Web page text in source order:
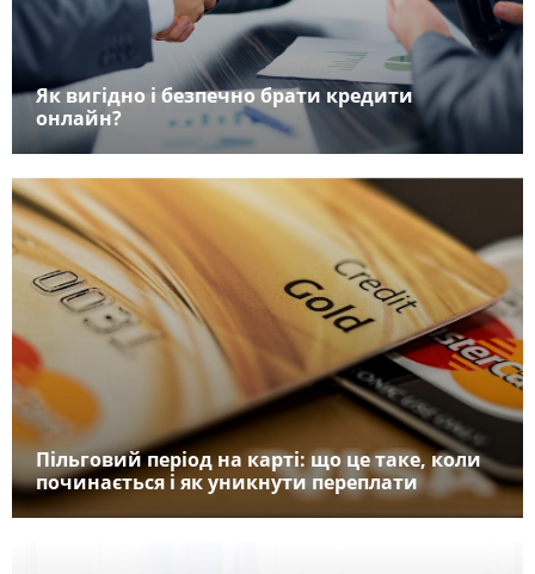
Як вигідно і безпечно брати кредити
онлайн?
Пільговий період на карті: що це таке, коли
починається і як уникнути переплати